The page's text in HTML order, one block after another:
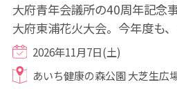
大府青年会議所の40周年記念
大府東浦花火大会。今年度も
ど、臨場感あふれる花火が会場
2026年11月7日(土)
あいち健康の森公園 大芝生広